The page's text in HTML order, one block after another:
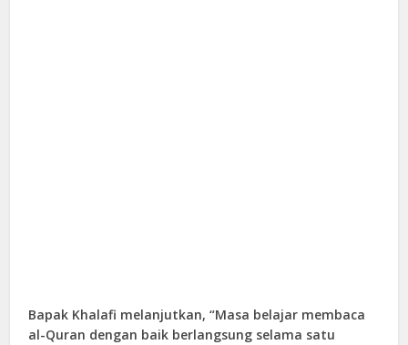
Bapak Khalafi melanjutkan, “Masa belajar membaca
al-Quran dengan baik berlangsung selama satu